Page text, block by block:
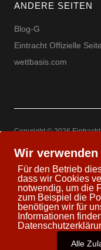
ANDERE SEITEN
Blog-G
Eintracht Offizielle Seite
wettbasis.com
Copyright © 2026
Theme: Uku byElmastudio
TwitterFacebook
Youtube
Wir
Für den Betrieb
dass wir Cookies
notwendig, um die
zum Beispiel die
benötigen wir für
Informationen
Alle